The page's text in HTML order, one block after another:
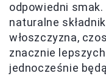
odpowiedni
naturalne
włoszczyzna,
znacznie
jednocześnie